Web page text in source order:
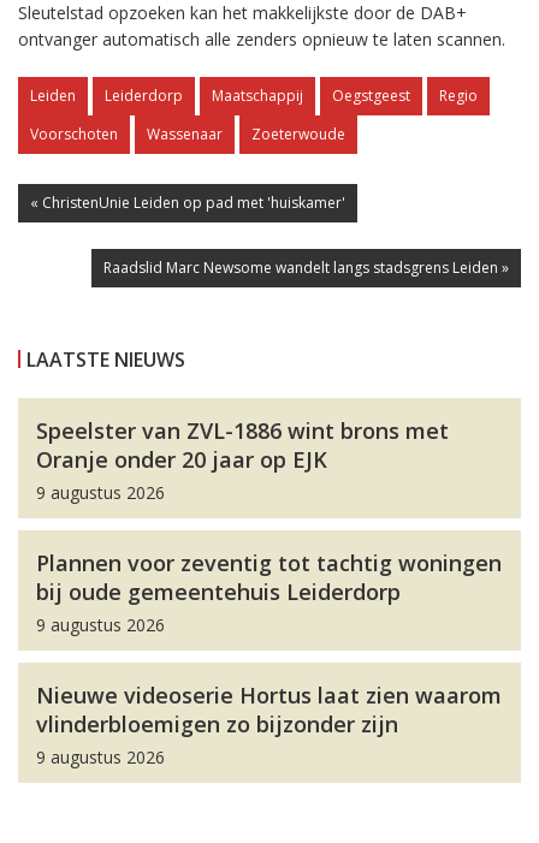
Sleutelstad opzoeken kan het makkelijkste door de DAB+
ontvanger automatisch alle zenders opnieuw te laten scannen.
Leiden Leiderdorp Maatschappij Oegstgeest
Regio
Voorschoten
Wassenaar Zoeterwoude
« ChristenUnie Leiden op pad met 'huiskamer'
Raadslid Marc Newsome wandelt langs stadsgrens Leiden »
LAATSTE NIEUWS
Speelster van ZVL-1886 wint brons met
Oranje onder 20 jaar op EJK
9 augustus 2026
Plannen voor zeventig tot tachtig woningen
bij oude gemeentehuis Leiderdorp
9 augustus 2026
Nieuwe videoserie Hortus laat zien waarom
vlinderbloemigen zo bijzonder zijn
9 augustus 2026